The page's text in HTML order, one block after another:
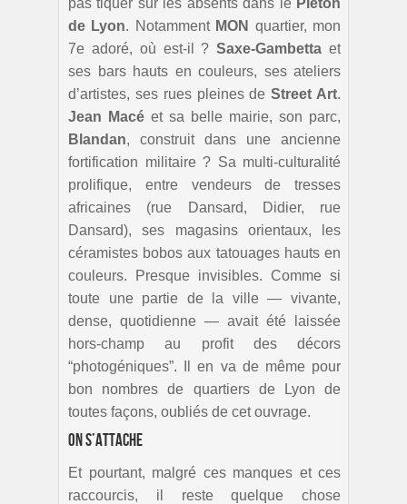
de Lyon. NotammentMON quartier, mon
7e adoré, où est-il ?Saxe-Gambetta et
ses bars hauts en couleurs, ses ateliers
d’artistes, ses rues pleines deStreet Art.
Jean Macé et sa belle mairie, son parc,
Blandan, construit dans une ancienne
fortification militaire ? Sa multi-culturalité
prolifique, entre vendeurs de tresses
africaines (rue Dansard, Didier, rue
Dansard), ses magasins orientaux, les
céramistes bobos aux tatouages hauts en
couleurs. Presque invisibles. Comme si
toute une partie de la ville — vivante,
dense, quotidienne — avait été laissée
hors-champ au profit des décors
“photogéniques”. Il en va de même pour
bon nombres de quartiers de Lyon de
toutes façons, oubliés de cet ouvrage.
On s’attache
Et pourtant, malgré ces manques et ces
raccourcis, il reste quelque chose